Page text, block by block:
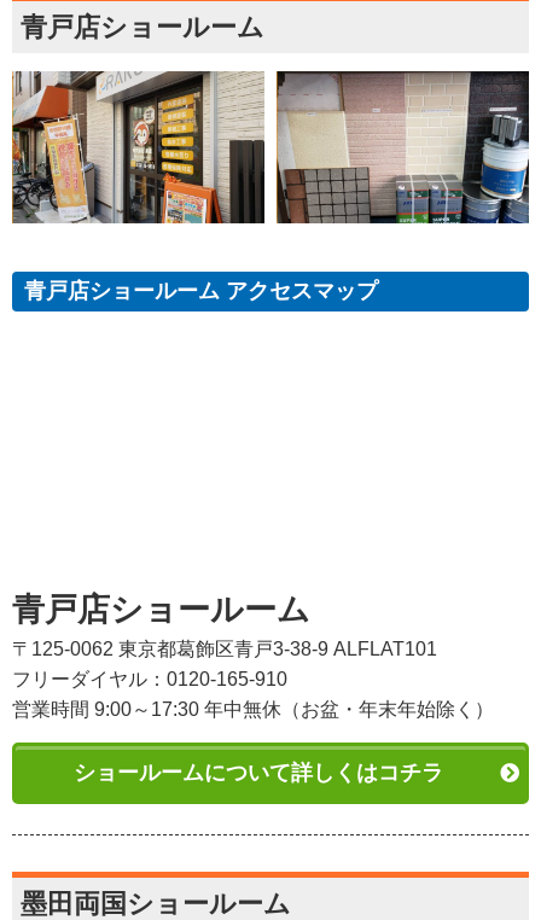
青戸店ショールーム
青戸店ショールーム アクセスマップ
青戸店ショールーム
〒125-0062 東京都葛飾区青戸3-38-9 ALFLAT101
フリーダイヤル：0120-165-910
営業時間 9:00～17:30 年中無休（お盆・年末年始除く）
ショールームについて詳しくはコチラ
墨田両国ショールーム